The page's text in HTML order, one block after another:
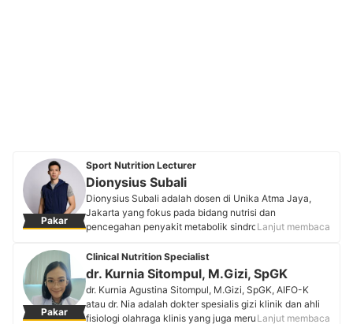
Pakar
Sport Nutrition Lecturer
Dionysius Subali
Dionysius Subali adalah dosen di Unika Atma Jaya,
Jakarta yang fokus pada bidang nutrisi dan
pencegahan penyakit metabolik sindrom. Beliau
personalized nutrition, serta pangan fungsional. Selain
mengajar, ia juga terlibat dalam riset nutrisi bersama
Nutrifood Research Center sejak 2019 yang
memperkuat kiprahnya di bidang nutrisi berbasis sains
dan riset. Grand finalist The New L-Men of The Year
Lanjut membaca
Pakar
Clinical Nutrition Specialist
dr. Kurnia Sitompul, M.Gizi, SpGK
dr. Kurnia Agustina Sitompul, M.Gizi, SpGK, AIFO-K
atau dr. Nia adalah dokter spesialis gizi klinik dan ahli
fisiologi olahraga klinis yang juga merupakan dosen di
Lanjut membaca